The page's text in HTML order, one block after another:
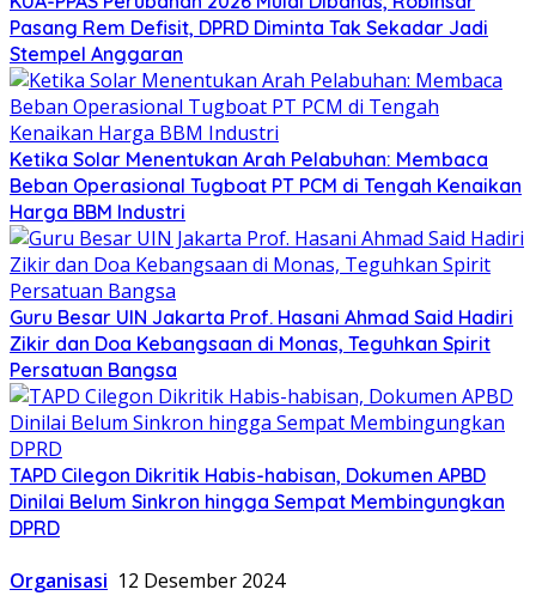
Pasang Rem Defisit, DPRD Diminta Tak Sekadar Jadi
Stempel Anggaran
Ketika Solar Menentukan Arah Pelabuhan: Membaca
Beban Operasional Tugboat PT PCM di Tengah Kenaikan
Harga BBM Industri
Guru Besar UIN Jakarta Prof. Hasani Ahmad Said Hadiri
Zikir dan Doa Kebangsaan di Monas, Teguhkan Spirit
Persatuan Bangsa
TAPD Cilegon Dikritik Habis-habisan, Dokumen APBD
Dinilai Belum Sinkron hingga Sempat Membingungkan
DPRD
Organisasi 12 Desember 2024